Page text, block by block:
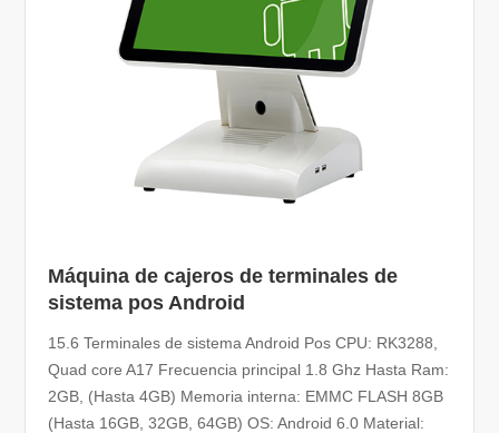
Máquina de cajeros de terminales de
sistema pos Android
15.6 Terminales de sistema Android Pos CPU: RK3288,
Quad core A17 Frecuencia principal 1.8 Ghz Hasta Ram:
2GB, (Hasta 4GB) Memoria interna: EMMC FLASH 8GB
(Hasta 16GB, 32GB, 64GB) OS: Android 6.0 Material: